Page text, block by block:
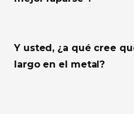
Y usted, ¿a qué cree
largo en el metal?